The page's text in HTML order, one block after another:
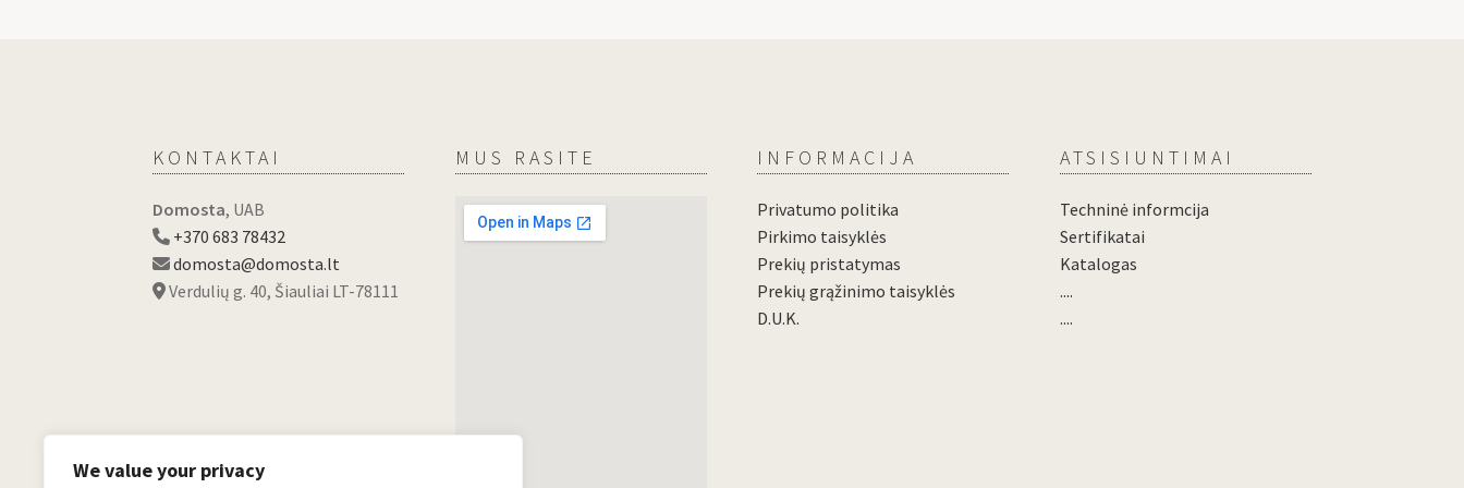
We value your privacy
KONTAKTAI
Domosta, UAB
+370 683 78432
domosta@domosta.lt
Verdulių g. 40, Šiauliai LT-78111
MUS RASITE INFORMACIJA
Privatumo politika
Pirkimo taisyklės
Prekių pristatymas
Prekių grąžinimo taisyklės
D.U.K.
ATSISIUNTIMAI
Techninė informcija
Sertifikatai
Katalogas
....
....